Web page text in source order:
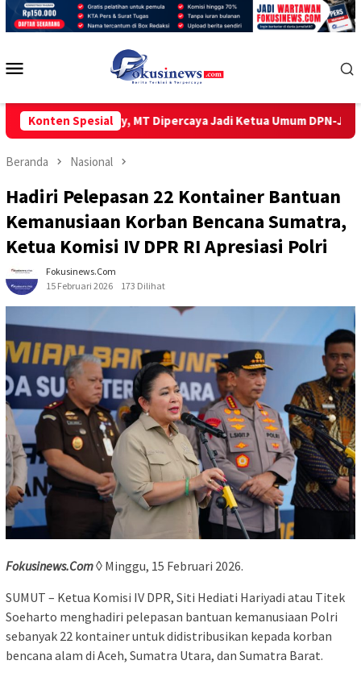
Loncat
Konten Spesial
MT Dipercaya Jadi Ketua Umum DPN-JWI
Beranda Nasional
Hadiri Pelepasan 22 Kontainer Bantuan
Kemanusiaan Korban Bencana Sumatra,
Ketua Komisi IV DPR RI Apresiasi Polri
Fokusinews.com
15 Februari 2026
173 Dilihat
Fokusinews.Com◊ Minggu, 15 Februari 2026.
SUMUT – Ketua Komisi IV DPR, Siti Hediati Hariyadi atau Titek
Soeharto menghadiri pelepasan bantuan kemanusiaan Polri
sebanyak 22 kontainer untuk didistribusikan kepada korban
bencana alam di Aceh, Sumatra Utara, dan Sumatra Barat.